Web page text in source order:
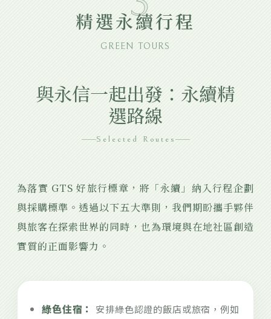
精選永續行程
GREEN TOURS
與永信一起出發：永續精
選路線
Selected Routes
為落實 GTS 好旅行標章，將「永續」納入行程企劃
與採購標準。透過以下五大準則，我們期盼攜手夥伴
與旅客在探索世界的同時，也為環境與在地社區創造
實質的正面影響力。
綠色住宿：
安排綠色認證的飯店或旅宿，例如